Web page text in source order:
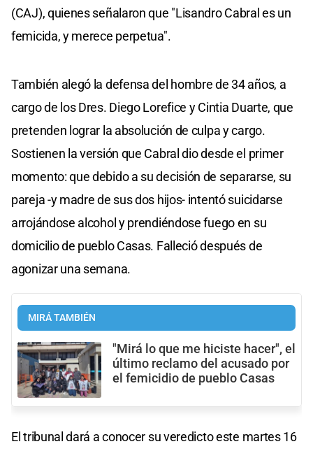
(CAJ), quienes señalaron que "Lisandro Cabral es un
femicida, y merece perpetua".
También alegó la defensa del hombre de 34 años, a
cargo de los Dres. Diego Lorefice y Cintia Duarte, que
pretenden lograr la absolución de culpa y cargo.
Sostienen la versión que Cabral dio desde el primer
momento: que debido a su decisión de separarse, su
pareja -y madre de sus dos hijos- intentó suicidarse
arrojándose alcohol y prendiéndose fuego en su
domicilio de pueblo Casas. Falleció después de
agonizar una semana.
MIRÁ TAMBIÉN
"Mirá lo que me hiciste hacer", el
último reclamo del acusado por
el femicidio de pueblo Casas
El tribunal dará a conocer su veredicto este martes 16